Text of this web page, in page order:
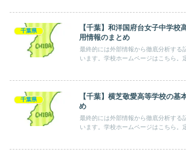
千葉県
【千葉】和洋国府台女子中学校
用情報のまとめ
最終的には外部情報から徹底分析する
います。学校ホームページはこちら。
千葉県
【千葉】横芝敬愛高等学校の基
め
最終的には外部情報から徹底分析する
います。学校ホームページはこちら。